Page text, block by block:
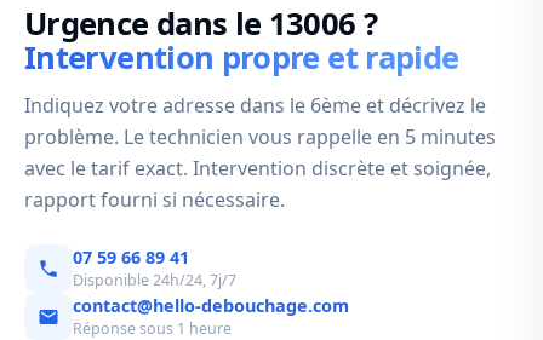
Urgence dans le 13006 ?
Intervention propre et rapide
Indiquez votre adresse dans le 6ème et décrivez le
problème. Le technicien vous rappelle en 5 minutes
avec le tarif exact. Intervention discrète et soignée,
rapport fourni si nécessaire.
07 59 66 89 41
Disponible 24h/24, 7j/7
contact@hello-debouchage.com
Réponse sous 1 heure